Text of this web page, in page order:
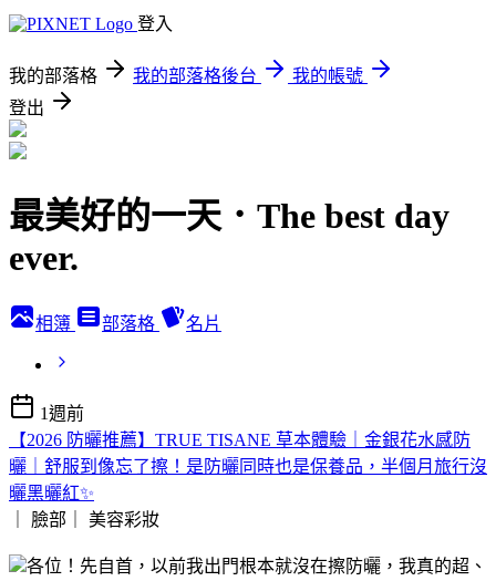
登入
我的部落格 我的部落格後台
我的帳號
登出
最美好的一天．The best day
ever.
相簿 部落格 名片
1週前
【2026 防曬推薦】TRUE TISANE 草本體驗｜金銀花水感防
曬｜舒服到像忘了擦！是防曬同時也是保養品，半個月旅行沒
曬黑曬紅✨
｜ 臉部｜ 美容彩妝
各位！先自首，以前我出門根本就沒在擦防曬，我真的超、